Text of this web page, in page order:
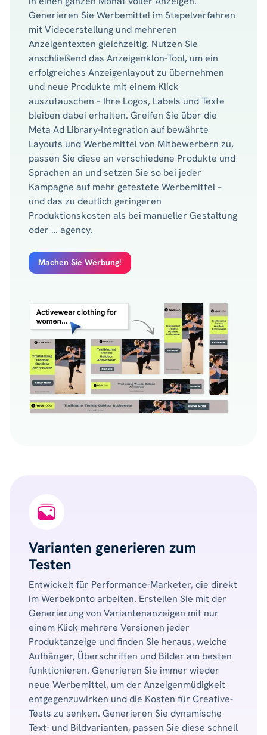
Generieren Sie Werbemittel im Stapelverfahren
mit Videoerstellung und mehreren
Anzeigentexten gleichzeitig. Nutzen Sie
anschließend das Anzeigenklon-Tool, um ein
erfolgreiches Anzeigenlayout zu übernehmen
und neue Produkte mit einem Klick
auszutauschen – Ihre Logos, Labels und Texte
bleiben dabei erhalten. Greifen Sie über die
Meta Ad Library-Integration auf bewährte
Layouts und Werbemittel von Mitbewerbern zu,
passen Sie diese an verschiedene Produkte und
Sprachen an und setzen Sie so bei jeder
Kampagne auf mehr getestete Werbemittel –
und das zu deutlich geringeren
Produktionskosten als bei manueller Gestaltung
oder … agency.
Machen Sie Werbung!
Varianten generieren zum
Testen
Entwickelt für Performance-Marketer, die direkt
im Werbekonto arbeiten. Erstellen Sie mit der
Generierung von Variantenanzeigen mit nur
einem Klick mehrere Versionen jeder
Produktanzeige und finden Sie heraus, welche
Aufhänger, Überschriften und Bilder am besten
funktionieren. Generieren Sie immer wieder
neue Werbemittel, um der Anzeigenmüdigkeit
entgegenzuwirken und die Kosten für Creative-
Tests zu senken. Generieren Sie dynamische
Text- und Bildvarianten, passen Sie diese schnell